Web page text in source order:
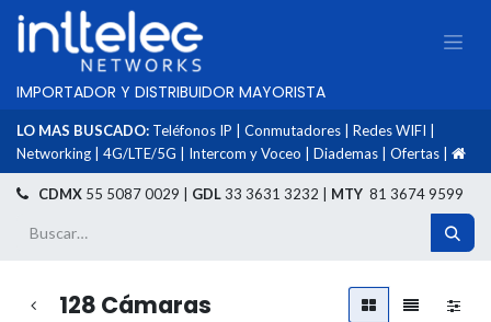
IMPORTADOR Y DISTRIBUIDOR MAYORISTA
LO MAS BUSCADO: Teléfonos IP Conmutadores Redes WIFI
Networking
4G/LTE/5G Intercom y Voceo Diademas Ofertas
CDMX 55 5087 0029 | GDL33 3631 3232 | MTY 81 3674 9599
128 Cámaras